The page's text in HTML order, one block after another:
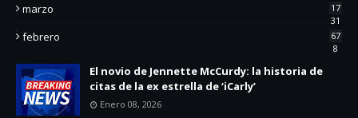
marzo
17
31
febrero
67
8
El novio de Jennette McCurdy: la historia de
citas de la ex estrella de ‘iCarly’
Enero 08, 2026